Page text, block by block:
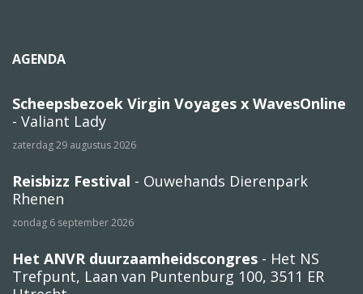
AGENDA
Scheepsbezoek Virgin Voyages x WavesOnline
- Valiant Lady
zaterdag 29 augustus 2026
Reisbizz Festival - Ouwehands Dierenpark
Rhenen
zondag 6 september 2026
Het ANVR duurzaamheidscongres - Het NS
Trefpunt, Laan van Puntenburg 100, 3511 ER